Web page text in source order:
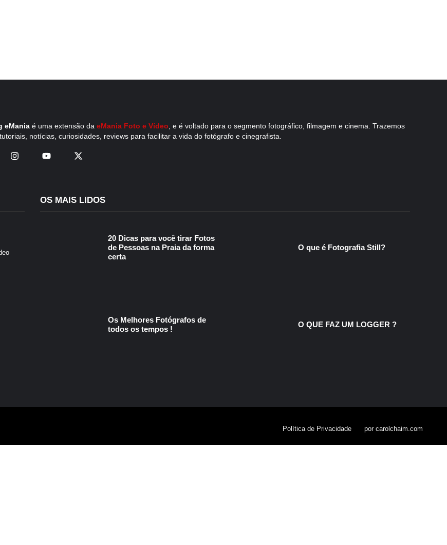
eMania é uma extensão da eMania Foto e Vídeo , e é voltado para o segmento fotográfico, filmagem e cinema. Trazemos
notícias, curiosidades, reviews para facilitar a vida do fotógrafo e cinegrafista.
OS MAIS LIDOS
20 Dicas para você tirar Fotos
de Pessoas na Praia da forma
certa
O que é Fotografia Still?
Os Melhores Fotógrafos de
todos os tempos !
O QUE FAZ UM LOGGER ?
Política de Privacidade por carolchaim.com